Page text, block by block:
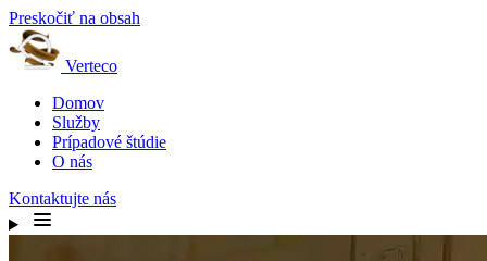
Preskočiť na obsah
Verteco
Domov
Služby
Prípadové štúdie
O nás
Kontaktujte nás